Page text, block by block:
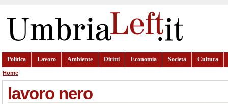
Politica Lavoro Ambiente Diritti Economia Società Cultura
Home
lavoro nero